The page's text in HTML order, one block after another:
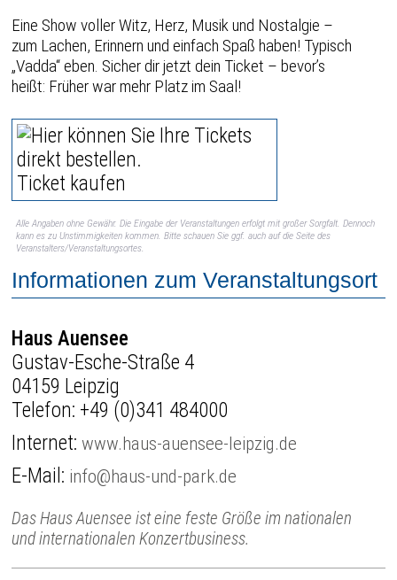
Eine Show voller Witz, Herz, Musik und Nostalgie –
zum Lachen, Erinnern und einfach Spaß haben! Typisch
„Vadda“ eben. Sicher dir jetzt dein Ticket – bevor’s
heißt: Früher war mehr Platz im Saal!
Ticket kaufen
Alle Angaben ohne Gewähr. Die Eingabe der Veranstaltungen erfolgt mit großer Sorgfalt. Dennoch
kann es zu Unstimmigkeiten kommen. Bitte schauen Sie ggf. auch auf die Seite des
Veranstalters/Veranstaltungsortes.
Informationen zum Veranstaltungsort
Haus Auensee
Gustav-Esche-Straße 4
04159 Leipzig
Telefon: +49 (0)341 484000
Internet:www.haus-auensee-leipzig.de
E-Mail: info@haus-und-park.de
Das Haus Auensee ist eine feste Größe im nationalen
und internationalen Konzertbusiness.